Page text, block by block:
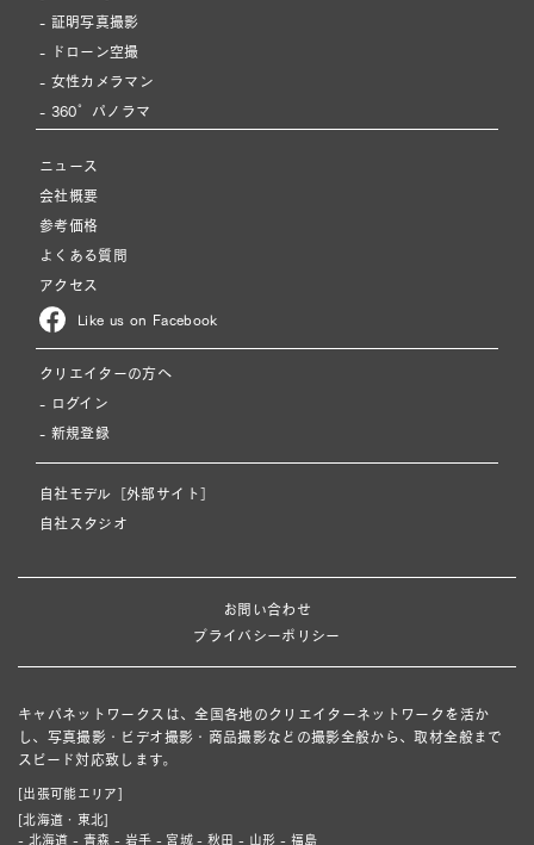
- 証明写真撮影
- ドローン空撮
- 女性カメラマン
- 360°パノラマ
ニュース
会社概要
参考価格
よくある質問
アクセス
Like us on Facebook
クリエイターの方へ
- ログイン
- 新規登録
自社モデル［外部サイト］
自社スタジオ
お問い合わせ
プライバシーポリシー
キャパネットワークスは、全国各地のクリエイターネットワークを活か
し、写真撮影・ビデオ撮影・商品撮影などの撮影全般から、取材全般まで
スピード対応致します。
[出張可能エリア]
[北海道・東北]
- 北海道 - 青森 - 岩手 - 宮城 - 秋田 - 山形 - 福島